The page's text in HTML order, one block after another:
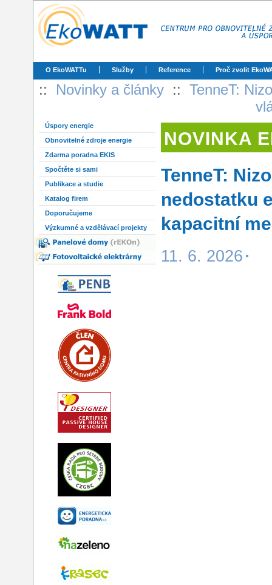
O EkoWATTu Služby Reference Proč zvolit
:: Novinky a články :: TenneT:
Úspory energie
Obnovitelné zdroje energie
Zdarma poradna EKIS
Spočtěte si sami
Publikace a studie
Katalog firem
Doporučujeme
Výzkumné a vzdělávací projekty
NOVINKA
TenneT:
nedostatku
kapacitní
11. 6. 2026